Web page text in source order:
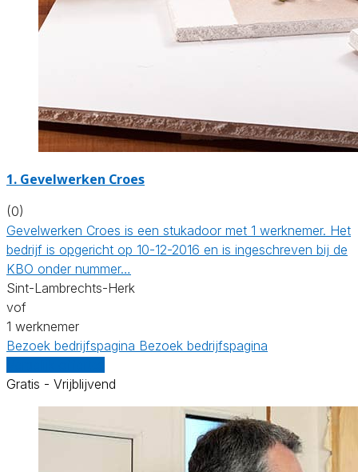
1. Gevelwerken Croes
(0)
Gevelwerken Croes is een stukadoor met 1 werknemer. Het
bedrijf is opgericht op 10-12-2016 en is ingeschreven bij de
KBO onder nummer…
Sint-Lambrechts-Herk
vof
1 werknemer
Bezoek bedrijfspagina Bezoek bedrijfspagina
Gratis - Vrijblijvend